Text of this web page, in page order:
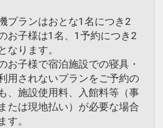
プランはおとな1名につき2
お子様は1名、1予約につき2
なります。
お子様で宿泊施設での寝具・
用されないプランをご予約の
、施設使用料、入館料等（事
たは現地払い）が必要な場合
す。